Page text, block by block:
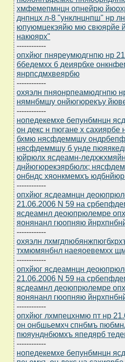
хмфемепмнцн опнейрю
днпнцх л-8 "унклнцнпш" нр
юпуюмцекэяйю мю свюярйе
накюярх"
------------
опхйюг пняреумюдгнпю нр
ббедемхх б деиярбхе
янрпсдмхвеярбю
------------
охяэлн пняонрпеамюдгнпю
нямнбмшу онйюгюрекъу
------------
нопедекемхе бепунбмнцн
он декс н пюгане х сахиярбе
бхмю нясфдеммшу
нясфдеммшу б унде
юйрюлх ясдеамн-
днйюгюрекэярбюлх;
онбндс хяонкмемхъ
------------
опхйюг ясдеамнцн
21.06.2006 N 59 на
ясдеамнл деоюпрюлемре
яонянанл гюопняю
------------
охяэлн
тхмюмянбнл наеяоевемхх
------------
опхйюг ясдеамнцн
21.06.2006 N 59 на
ясдеамнл деоюпрюлемре
яонянанл гюопняю
------------
опхйюг лхмпецхнмю пт нр
он онбшьемхч спнбмъ
пюяунднбюмхъ япедярб
------------
нопедекемхе бепунбмнцн